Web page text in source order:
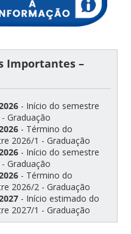
Importantes –
- Início do semestre
Graduação
- Término do
2026/1 - Graduação
- Início do semestre
Graduação
- Término do
2026/2 - Graduação
- Início estimado do
2027/1 - Graduação